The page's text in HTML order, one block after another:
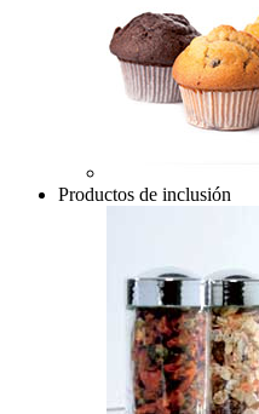
Productos de inclusión